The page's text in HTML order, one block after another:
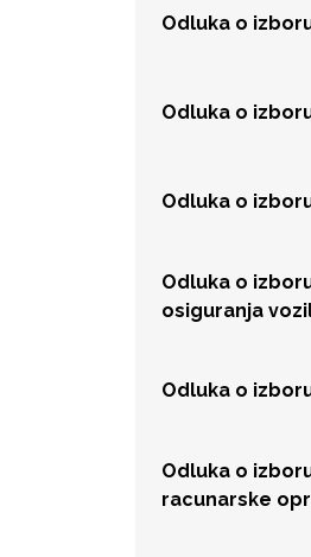
Odluka o
Odluka o
Odluka o
Odluka o
osiguranja
Odluka o
Odluka o
racunarske